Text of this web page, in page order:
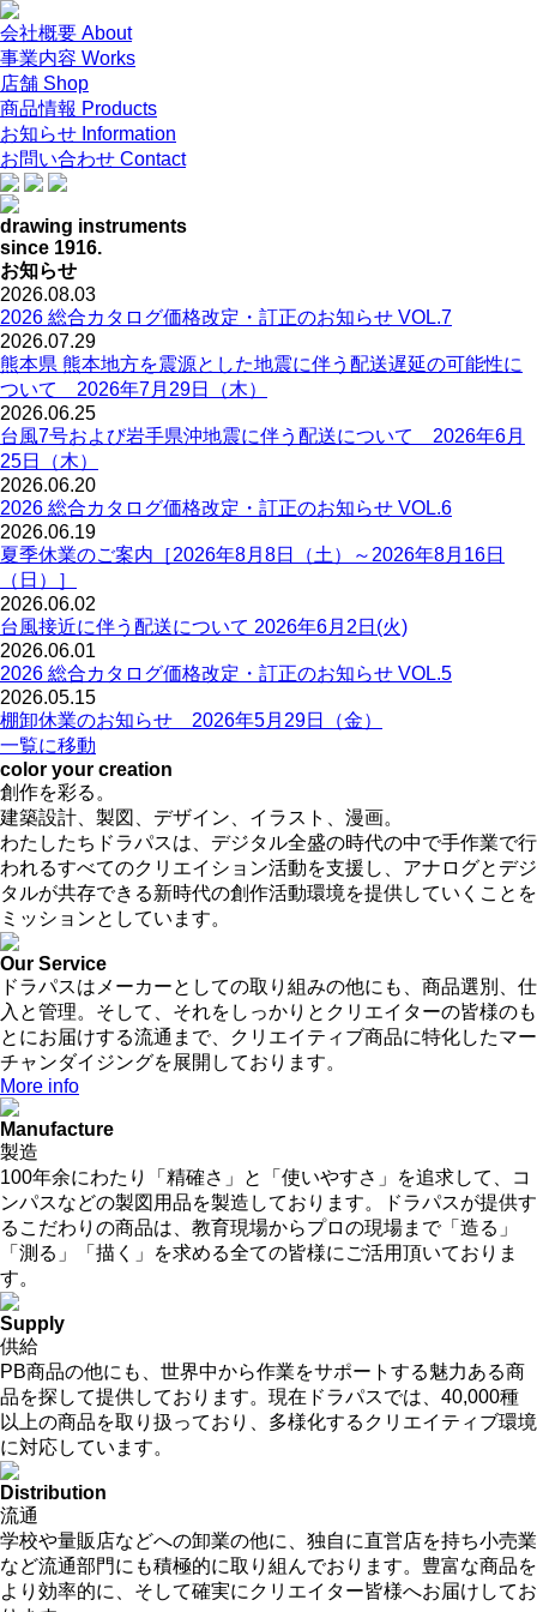
会社概要 About
事業内容 Works
店舗 Shop
商品情報 Products
お知らせ Information
お問い合わせ Contact
drawing instruments
since 1916.
お知らせ
2026.08.03
2026 総合カタログ価格改定・訂正のお知らせ VOL.7
2026.07.29
熊本県 熊本地方を震源とした地震に伴う配送遅延の可能性に
ついて 2026年7月29日（木）
2026.06.25
台風7号および岩手県沖地震に伴う配送について 2026年6月
25日（木）
2026.06.20
2026 総合カタログ価格改定・訂正のお知らせ VOL.6
2026.06.19
夏季休業のご案内［2026年8月8日（土）～2026年8月16日
（日）］
2026.06.02
台風接近に伴う配送について 2026年6月2日(火)
2026.06.01
2026 総合カタログ価格改定・訂正のお知らせ VOL.5
2026.05.15
棚卸休業のお知らせ 2026年5月29日（金）
一覧に移動
color your creation
創作を彩る。
建築設計、製図、デザイン、イラスト、漫画。
わたしたちドラパスは、デジタル全盛の時代の中で手作業で行
われるすべてのクリエイション活動を支援し、アナログとデジ
タルが共存できる新時代の創作活動環境を提供していくことを
ミッションとしています。
Our Service
ドラパスはメーカーとしての取り組みの他にも、商品選別、仕
入と管理。そして、それをしっかりとクリエイターの皆様のも
とにお届けする流通まで、クリエイティブ商品に特化したマー
チャンダイジングを展開しております。
More info
Manufacture
製造
100年余にわたり「精確さ」と「使いやすさ」を追求して、コ
ンパスなどの製図用品を製造しております。ドラパスが提供す
るこだわりの商品は、教育現場からプロの現場まで「造る」
「測る」「描く」を求める全ての皆様にご活用頂いておりま
す。
Supply
供給
PB商品の他にも、世界中から作業をサポートする魅力ある商
品を探して提供しております。現在ドラパスでは、40,000種
以上の商品を取り扱っており、多様化するクリエイティブ環境
に対応しています。
Distribution
流通
学校や量販店などへの卸業の他に、独自に直営店を持ち小売業
など流通部門にも積極的に取り組んでおります。豊富な商品を
より効率的に、そして確実にクリエイター皆様へお届けしてお